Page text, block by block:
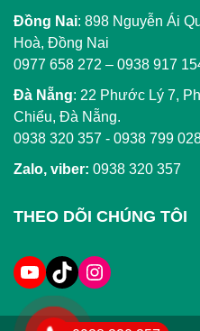
Đồng Nai: 898 Nguyễn Ái
Hoà, Đồng Nai
0977 658 272 – 0938 917
Đà Nẵng: 22 Phước Lý 7,
Chiểu, Đà Nẵng.
0938 320 357 - 0938 799
Zalo, viber: 0938 320 357
THEO DÕI CHÚNG TÔI